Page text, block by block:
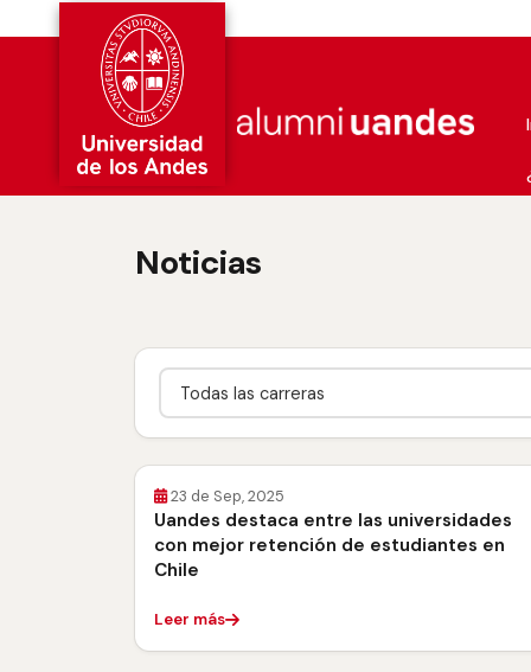
Noticias
Carrera
23 de Sep, 2025
Uandes destaca entre las universidades
con mejor retención de estudiantes en
Chile
Leer más